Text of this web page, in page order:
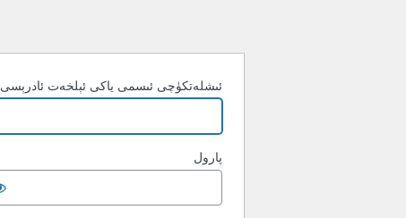
ئىشلەتكۈچى ئىسمى ياكى ئېلخەت ئادرېسى
پارول